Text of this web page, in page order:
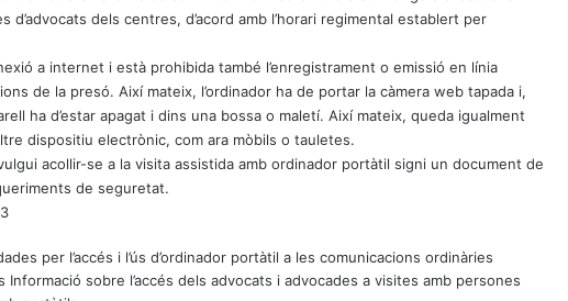
d’advocats dels centres, d’acord amb l’horari regimental establert per
a internet i està prohibida també l’enregistrament o emissió en línia
de la presó. Així mateix, l’ordinador ha de portar la càmera web tapada i,
ha d’estar apagat i dins una bossa o maletí. Així mateix, queda igualment
dispositiu electrònic, com ara mòbils o tauletes.
acollir-se a la visita assistida amb ordinador portàtil signi un document de
de seguretat.
per l’accés i l’ús d’ordinador portàtil a les comunicacions ordinàries
Informació sobre l’accés dels advocats i advocades a visites amb persones